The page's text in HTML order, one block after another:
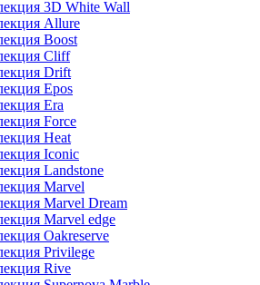
3D White Wall
Allure
Boost
Cliff
Drift
Epos
Era
Force
Heat
Iconic
Landstone
Marvel
Marvel Dream
Marvel edge
Oakreserve
Privilege
Rive